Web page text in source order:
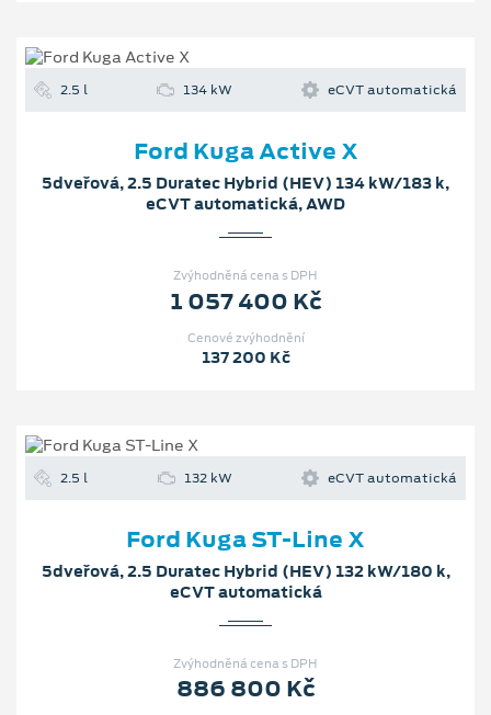
2.5 l 134 kW eCVT automatická
Ford Kuga Active X
5dveřová, 2.5 Duratec Hybrid (HEV) 134 kW/183 k,
eCVT automatická, AWD
Zvýhodněná cena s DPH
1 057 400 Kč
Cenové zvýhodnění
137 200 Kč
2.5 l 132 kW eCVT automatická
Ford Kuga ST-Line X
5dveřová, 2.5 Duratec Hybrid (HEV) 132 kW/180 k,
eCVT automatická
Zvýhodněná cena s DPH
886 800 Kč